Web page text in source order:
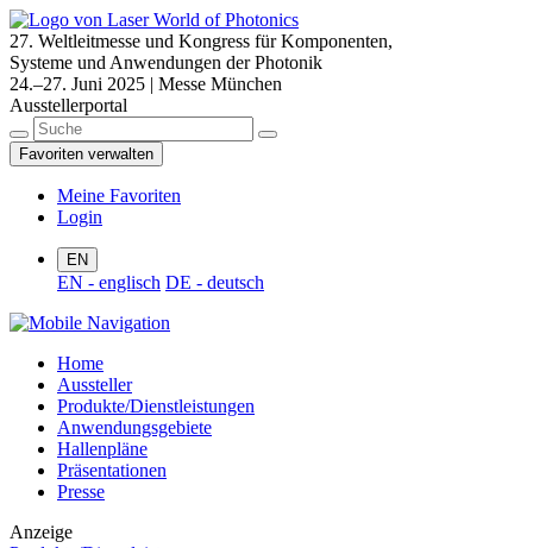
27. Weltleitmesse und Kongress für Komponenten,
Systeme und Anwendungen der Photonik
24.–27. Juni 2025 | Messe München
Ausstellerportal
Favoriten verwalten
Meine Favoriten
Login
EN
EN - englisch DE - deutsch
Home
Aussteller
Produkte/Dienstleistungen
Anwendungsgebiete
Hallenpläne
Präsentationen
Presse
Anzeige